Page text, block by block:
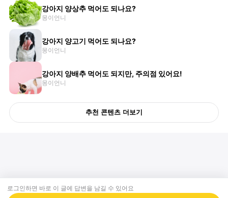
강아지 양상추 먹어도 되나요?
몽이언니
강아지 양고기 먹어도 되나요?
몽이언니
강아지 양배추 먹어도 되지만, 주의점 있어요!
몽이언니
추천 콘텐츠 더보기
로그인하면 바로 이 글에 답변 을 남길 수 있어요